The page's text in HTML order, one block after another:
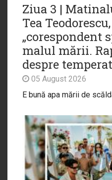
Ziua 3 |
Tea Teodorescu,
„corespondent
malul mării.
despre
05 August 2026
E bună apa mării de